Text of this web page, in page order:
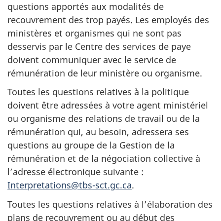
questions apportés aux modalités de
recouvrement des trop payés. Les employés des
ministères et organismes qui ne sont pas
desservis par le Centre des services de paye
doivent communiquer avec le service de
rémunération de leur ministère ou organisme.
Toutes les questions relatives à la politique
doivent être adressées à votre agent ministériel
ou organisme des relations de travail ou de la
rémunération qui, au besoin, adressera ses
questions au groupe de la Gestion de la
rémunération et de la négociation collective à
l’adresse électronique suivante :
Interpretations@tbs-sct.gc.ca.
Toutes les questions relatives à l’élaboration des
plans de recouvrement ou au début des